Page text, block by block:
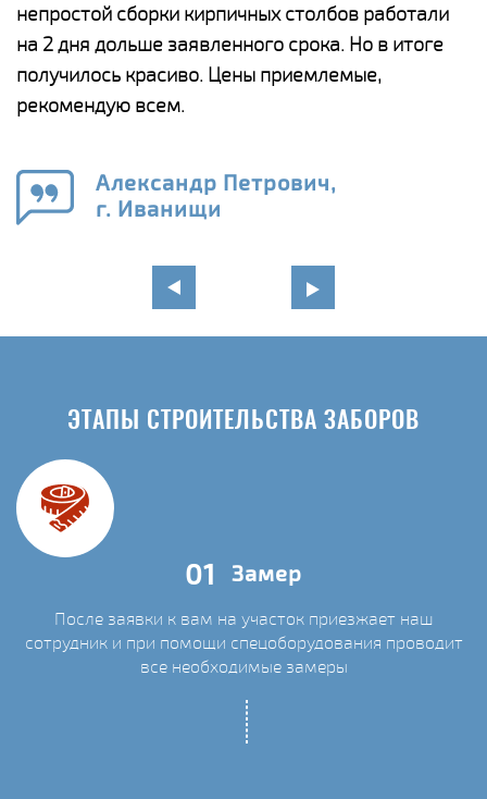
непростой сборки кирпичных столбов работали
на 2 дня дольше заявленного срока. Но в итоге
получилось красиво. Цены приемлемые,
рекомендую всем.
Александр Петрович,
г. Иванищи
ЭТАПЫ СТРОИТЕЛЬСТВА ЗАБОРОВ
01 Замер
После заявки к вам на участок приезжает наш
сотрудник и при помощи спецоборудования проводит
все необходимые замеры